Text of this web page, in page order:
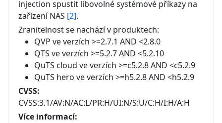
injection spustit libovolné systémové příkazy na
zařízení NAS [2].
Zranitelnost se nachází v produktech:
QVP ve verzích >=2.7.1 AND <2.8.0
QTS ve verzích >=5.2.7 AND <5.2.10
QuTS cloud ve verzích >=c5.2.8 AND <c5.2.9
QuTS hero ve verzích >=h5.2.8 AND <h5.2.9
CVSS:
CVSS:3.1/AV:N/AC:L/PR:H/UI:N/S:U/C:H/I:H/A:H
Více informací: